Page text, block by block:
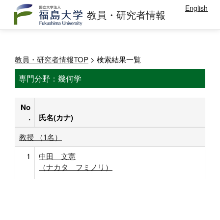
教員・研究者情報 English
教員・研究者情報TOP > 検索結果一覧
専門分野：幾何学
No
.
氏名(カナ)
教授 （1名）
1
中田 文憲
（ナカタ フミノリ）